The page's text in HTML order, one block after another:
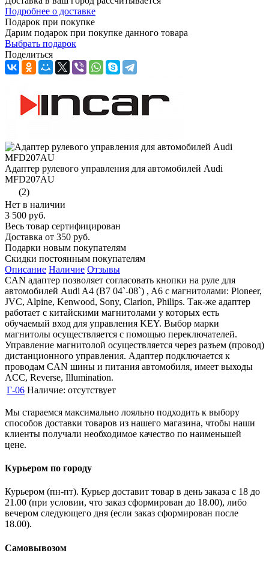
Подробнее о доставке
Подарок при покупке
Дарим подарок при покупке данного товара
Выбрать подарок
Поделиться
Адаптер рулевого управления для автомобилей Audi
MFD207AU
(2)
Нет в наличии
3 500 руб.
Весь товар сертифицирован
Доставка от 350 руб.
Подарки новым покупателям
Скидки постоянным покупателям
Описание Наличие Отзывы
CAN адаптер позволяет согласовать кнопки на руле для
автомобилей Audi A4 (B7 04`-08`) , A6 с магнитолами: Pioneer,
JVC, Alpine, Kenwood, Sony, Clarion, Philips. Так-же адаптер
работает с китайскими магнитолами у которых есть
обучаемый вход для управления KEY. Выбор марки
магнитолы осуществляется с помощью переключателей.
Управление магнитолой осуществляется через разъем (провод)
дистанционного управления. Адаптер подключается к
проводам CAN шины и питания автомобиля, имеет выходы
ACC, Reverse, Illumination.
Г-06 Наличие: отсутствует
Мы стараемся максимально лояльно подходить к выбору
способов доставки товаров из нашего магазина, чтобы наши
клиенты получали необходимое качество по наименьшей
цене.
Курьером по городу
Курьером (пн-пт). Курьер доставит товар в день заказа с 18 до
21.00 (при условии, что заказ сформирован до 18.00), либо
вечером следующего дня (если заказ сформирован после
18.00).
Самовывозом